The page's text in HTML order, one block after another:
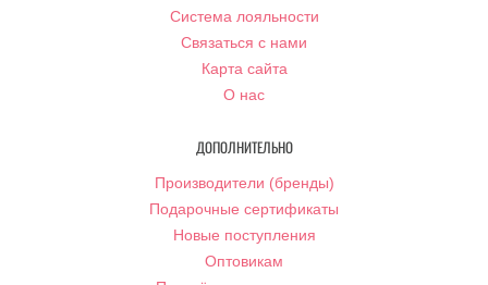
Система лояльности
Связаться с нами
Карта сайта
О нас
ДОПОЛНИТЕЛЬНО
Производители (бренды)
Подарочные сертификаты
Новые поступления
Оптовикам